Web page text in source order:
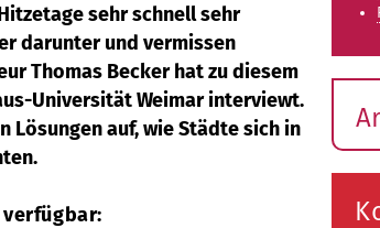
sehr schnell sehr
darunter und vermissen
Thomas Becker hat zu diesem
Universität Weimar interviewt.
auf, wie Städte sich in